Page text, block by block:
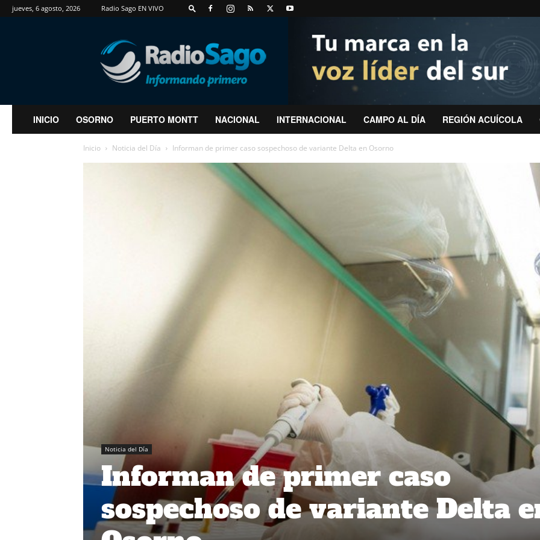
jueves, 6 agosto, 2026 Radio Sago EN VIVO
RadioSago
INICIO OSORNO PUERTO MONTT NACIONAL INTERNACIONAL CAMPO AL DÍA REGIÓN ACUÍCOLA
Inicio Noticia del Día Informan de primer caso sospechoso de variante Delta en Osorno
Noticia del Día
Informan de primer caso
sospechoso de variante Delta